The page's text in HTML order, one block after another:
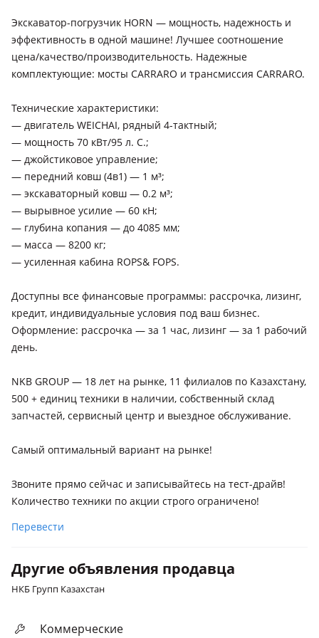
Экскаватор-погрузчик HORN — мощность, надежность и
эффективность в одной машине! Лучшее соотношение
цена/качество/производительность. Надежные
комплектующие: мосты CARRARO и трансмиссия CARRARO.
Технические характеристики:
— двигатель WEICHAI, рядный 4-тактный;
— мощность 70 кВт/95 л. С.;
— джойстиковое управление;
— передний ковш (4в1) — 1 м³;
— экскаваторный ковш — 0.2 м³;
— вырывное усилие — 60 кН;
— глубина копания — до 4085 мм;
— масса — 8200 кг;
— усиленная кабина ROPS& FOPS.
Доступны все финансовые программы: рассрочка, лизинг,
кредит, индивидуальные условия под ваш бизнес.
Оформление: рассрочка — за 1 час, лизинг — за 1 рабочий
день.
NKB GROUP — 18 лет на рынке, 11 филиалов по Казахстану,
500 + единиц техники в наличии, собственный склад
запчастей, сервисный центр и выездное обслуживание.
Самый оптимальный вариант на рынке!
Звоните прямо сейчас и записывайтесь на тест-драйв!
Количество техники по акции строго ограничено!
Перевести
Другие объявления продавца
НКБ Групп Казахстан
Коммерческие